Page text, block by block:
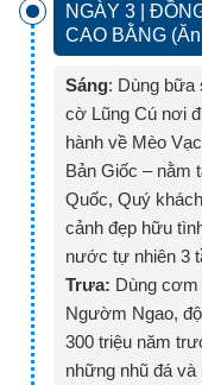
NGÀY 3 |
CAO BẰNG
Sáng: Dùng bữa
cờ Lũng Cú nơi
hành về Mèo
Bản Giốc – nằm
Quốc, Quý
cảnh đẹp hữu
nước tự nhiên 3
Trưa: Dùng
Ngườm Ngao,
300 triệu năm
những nhũ đá